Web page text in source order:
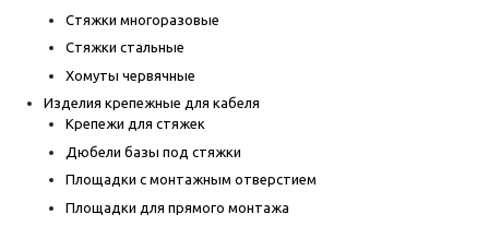
Стяжки многоразовые
Стяжки стальные
Хомуты червячные
Изделия крепежные для кабеля
Крепежи для стяжек
Дюбели базы под стяжки
Площадки с монтажным отверстием
Площадки для прямого монтажа